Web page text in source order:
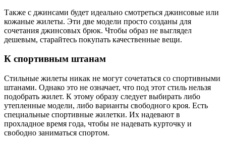
Также с джинсами будет идеально смотреться джинсовые или
кожаные жилеты. Эти две модели просто созданы для
сочетания джинсовых брюк. Чтобы образ не выглядел
дешевым, старайтесь покупать качественные вещи.
К спортивным штанам
Стильные жилеты никак не могут сочетаться со спортивными
штанами. Однако это не означает, что под этот стиль нельзя
подобрать жилет. К этому образу следует выбирать либо
утепленные модели, либо варианты свободного кроя. Есть
специальные спортивные жилетки. Их надевают в
прохладное время года, чтобы не надевать курточку и
свободно заниматься спортом.